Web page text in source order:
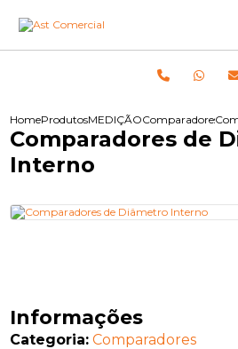
HomeProdutosMEDIÇÃOComparadores
Comparadores de
Interno
Informações
Categoria: Comparadores